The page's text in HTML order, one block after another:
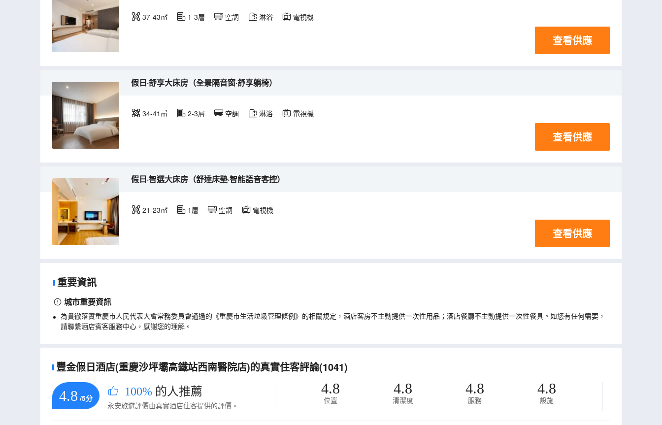
37-43㎡ 1-3層 空調 淋浴 電視機
查看供應
假日·舒享大床房（全景隔音窗·舒享躺椅）
34-41㎡ 2-3層 空調 淋浴 電視機
查看供應
假日·智選大床房（舒達床墊·智能語音客控）
21-23㎡ 1層 空調 電視機
查看供應
重要資訊
城市重要資訊
為貫徹落實重慶市人民代表大會常務委員會通過的《重慶市生活垃圾管理條例》的相關規定，酒店客房不主動提供一次性用品；酒店餐廳不主動提供一次性餐具。如您有任何需要，
請聯繫酒店賓客服務中心，感謝您的理解。
豐金假日酒店(重慶沙坪壩高鐵站西南醫院店)的真實住客評論(1041)
4.8 /5分 100% 的人推薦
永安旅遊評價由真實酒店住客提供的評價。
4.8
位置
4.8
清潔度
4.8
服務
4.8
設施